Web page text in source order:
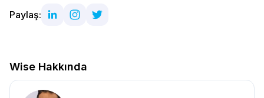
Paylaş:
Wise Hakkında